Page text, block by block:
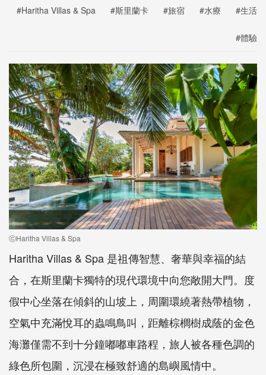
#Haritha Villas & Spa #斯里蘭卡 #旅宿 #水療 #生活
#體驗
ⓒHaritha Villas & Spa
Haritha Villas & Spa 是祖傳智慧、奢華與幸福的結
合，在斯里蘭卡獨特的現代環境中向您敞開大門。度
假中心坐落在傾斜的山坡上，周圍環繞著熱帶植物，
空氣中充滿悅耳的蟲鳴鳥叫，距離棕櫚樹成蔭的金色
海灘僅需不到十分鐘嘟嘟車路程，旅人被各種色調的
綠色所包圍，沉浸在極致舒適的島嶼風情中。